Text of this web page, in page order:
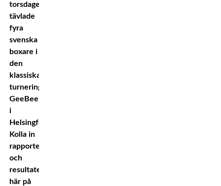
torsdagen
tävlade
fyra
svenska
boxare i
den
klassiska
turneringen
GeeBee
i
Helsingfors.
Kolla in
rapporten
och
resultaten
här på